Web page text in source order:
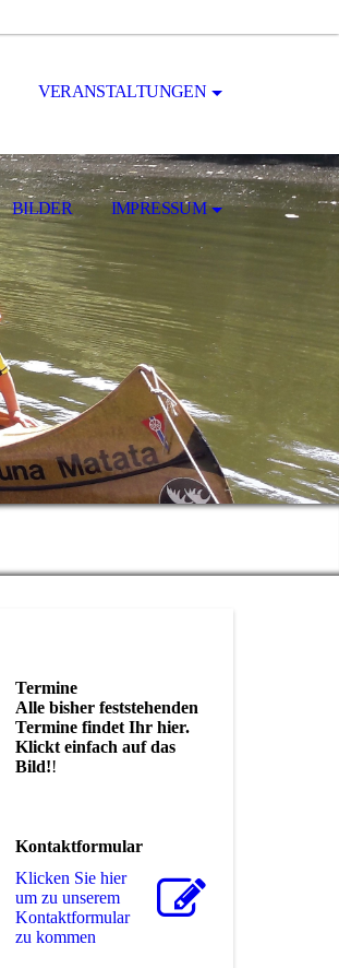
VERANSTALTUNGEN
BILDER IMPRESSUM
Termine
Alle bisher feststehenden
Termine findet Ihr hier.
Klickt einfach auf das
Bild!!
Kontaktformular
Klicken Sie hier
um zu unserem
Kon­takt­for­mu­lar
zu kommen